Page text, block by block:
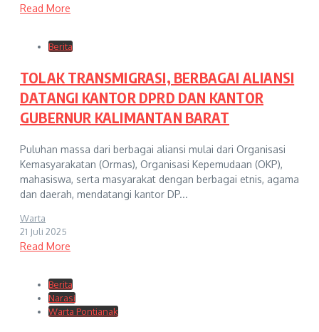
Read More
Berita
TOLAK TRANSMIGRASI, BERBAGAI ALIANSI
DATANGI KANTOR DPRD DAN KANTOR
GUBERNUR KALIMANTAN BARAT
Puluhan massa dari berbagai aliansi mulai dari Organisasi
Kemasyarakatan (Ormas), Organisasi Kepemudaan (OKP),
mahasiswa, serta masyarakat dengan berbagai etnis, agama
dan daerah, mendatangi kantor DP...
Warta
21 Juli 2025
Read More
Berita
Narasi
Warta Pontianak